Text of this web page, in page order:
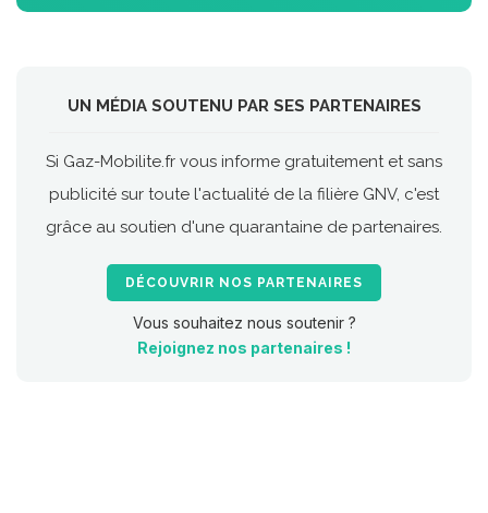
UN MÉDIA SOUTENU PAR SES PARTENAIRES
Si Gaz-Mobilite.fr vous informe gratuitement et sans
publicité sur toute l'actualité de la filière GNV, c'est
grâce au soutien d'une quarantaine de partenaires.
DÉCOUVRIR NOS PARTENAIRES
Vous souhaitez nous soutenir ?
Rejoignez nos partenaires !